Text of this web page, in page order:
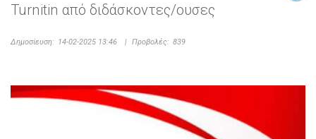
Turnitin από διδάσκοντες/ουσες
Δημοσίευση: 14-02-2025 13:46 | Προβολές: 839